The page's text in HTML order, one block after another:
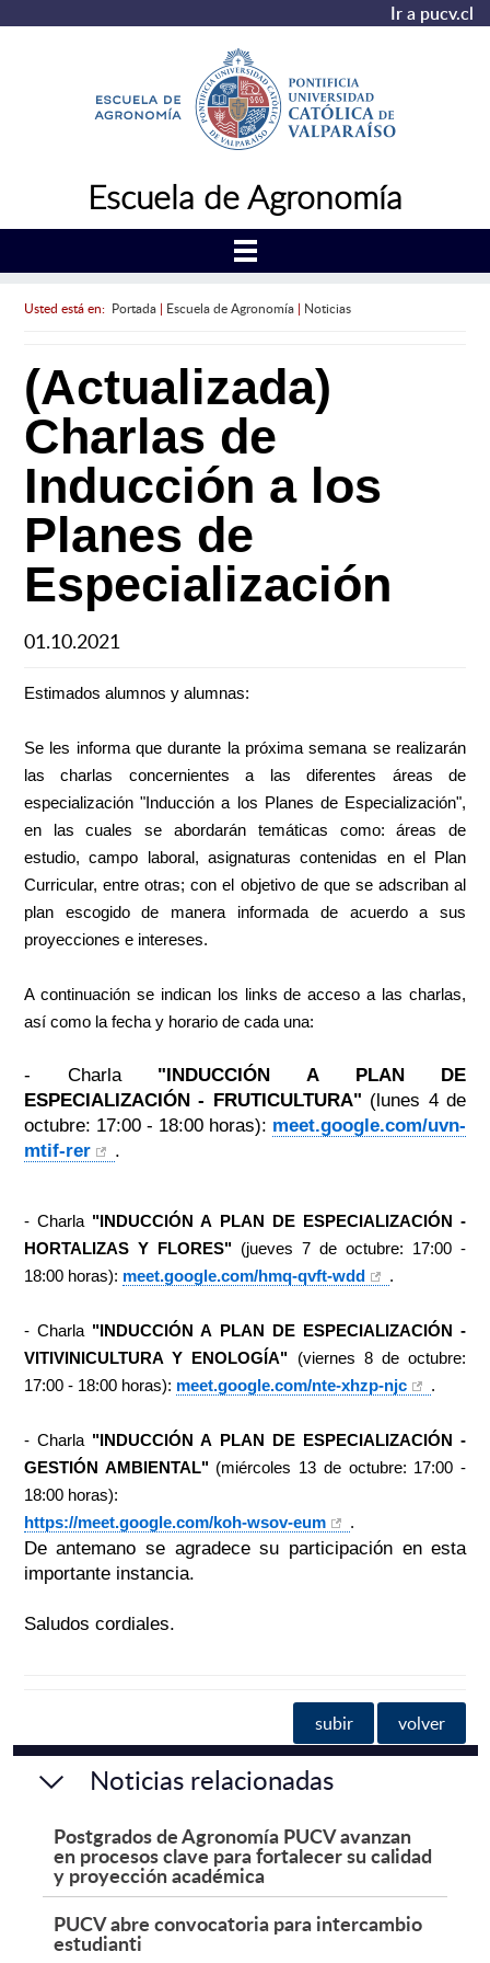
Ir a pucv.cl
Escuela de Agronomía
Usted está en: Portada| Escuela de Agronomía| Noticias
(Actualizada)
Charlas de
Inducción a los
Planes de
Especialización
01.10.2021
Estimados alumnos y alumnas:
Se les informa que durante la próxima semana se realizarán
las charlas concernientes a las diferentes áreas de
especialización "Inducción a los Planes de Especialización",
en las cuales se abordarán temáticas como: áreas de
estudio, campo laboral, asignaturascontenidas en el Plan
Curricular, entre otras; con el objetivo de que se adscriban al
plan escogido de manera informada de acuerdo a sus
proyecciones e intereses.
A continuación se indican los links de acceso a las charlas,
así como la fecha y horario de cada una:
- Charla
"INDUCCIÓN A PLAN DE
ESPECIALIZACIÓN - FRUTICULTURA" (lunes 4 de
octubre: 17:00 - 18:00 horas): meet.google.com/uvn-
mtif-rer
.
- Charla "INDUCCIÓN A PLAN DE ESPECIALIZACIÓN -
HORTALIZAS Y FLORES" (jueves 7 de octubre: 17:00 -
18:00 horas): meet.google.com/hmq-qvft-wdd .
- Charla "INDUCCIÓN A PLAN DE ESPECIALIZACIÓN -
VITIVINICULTURA Y ENOLOGÍA" (viernes 8 de octubre:
17:00 - 18:00 horas): meet.google.com/nte-xhzp-njc .
- Charla "INDUCCIÓN A PLAN DE ESPECIALIZACIÓN -
GESTIÓN AMBIENTAL"(miércoles 13 de octubre: 17:00 -
18:00 horas):
https://meet.google.com/koh-wsov-eum .
De antemano se agradece su participación en esta
importante instancia.
Saludos cordiales.
subir volver
Noticias relacionadas
Postgrados de Agronomía PUCV avanzan
en procesos clave para fortalecer su calidad
y proyección académica
PUCV abre convocatoria para intercambio
estudianti